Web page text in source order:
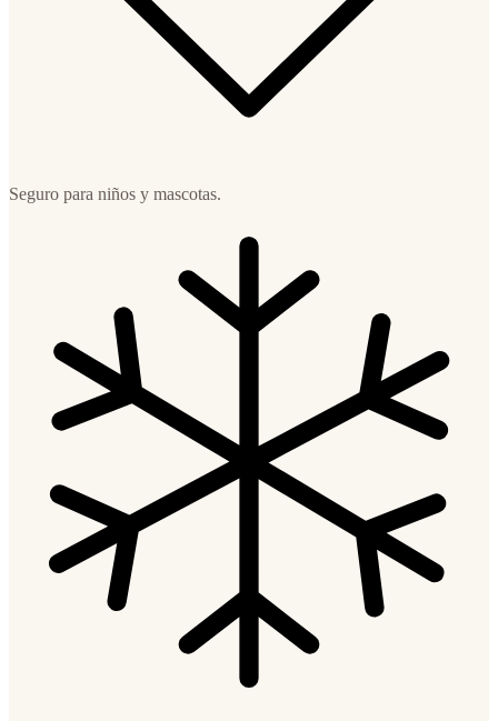
Seguro para niños y mascotas.